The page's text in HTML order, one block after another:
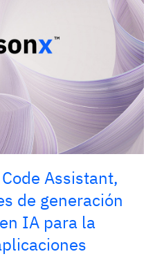
Assistant,
de generación
IA para la